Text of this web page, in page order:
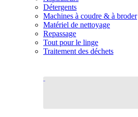
Détergents
Machines à coudre & à broder
Matériel de nettoyage
Repassage
Tout pour le linge
Traitement des déchets